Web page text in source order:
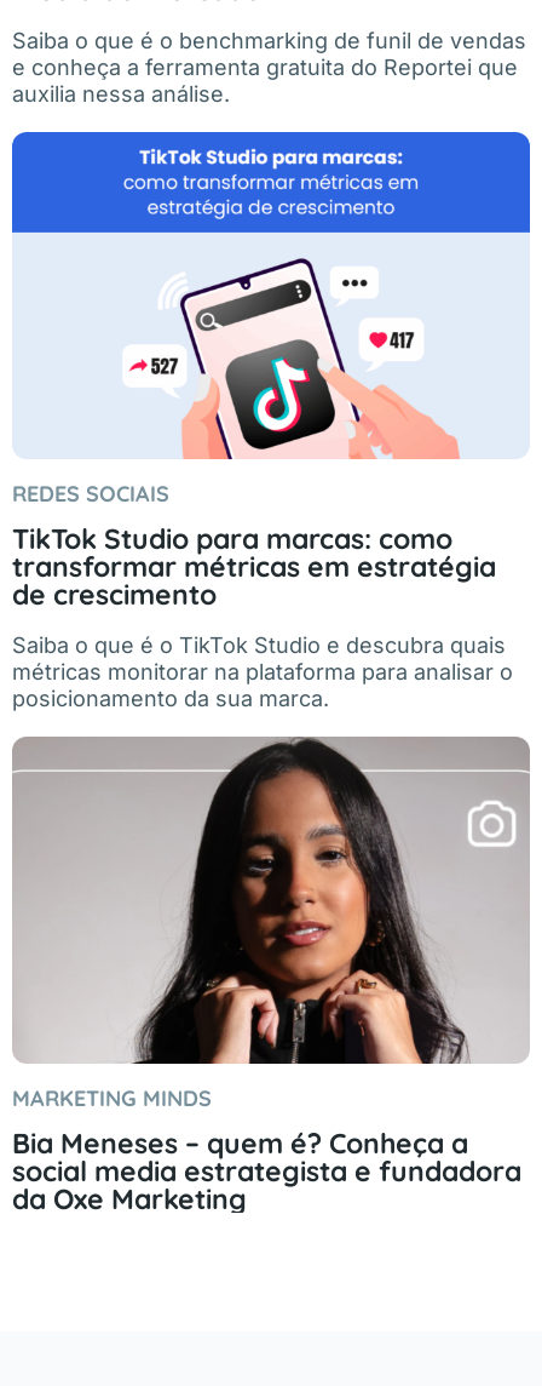
Saiba o que é o benchmarking de funil de vendas
e conheça a ferramenta gratuita do Reportei que
auxilia nessa análise.
REDES SOCIAIS
TikTok Studio para marcas: como
transformar métricas em estratégia
de crescimento
Saiba o que é o TikTok Studio e descubra quais
métricas monitorar na plataforma para analisar o
posicionamento da sua marca.
MARKETING MINDS
Bia Meneses – quem é? Conheça a
social media estrategista e fundadora
da Oxe Marketing